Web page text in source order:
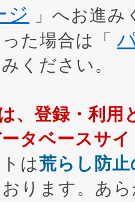
ジ
」へお進
た場合は「
ください。
、登録・利用
タベースサ
は荒らし防
ります。あ